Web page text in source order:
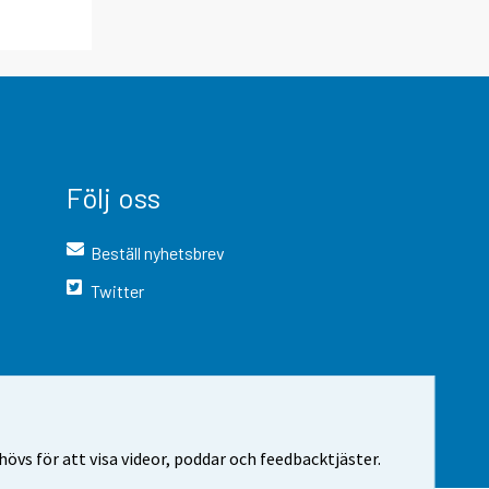
för att visa videor, poddar och feedbacktjäster.
Följ oss
Beställ nyhetsbrev
Twitter